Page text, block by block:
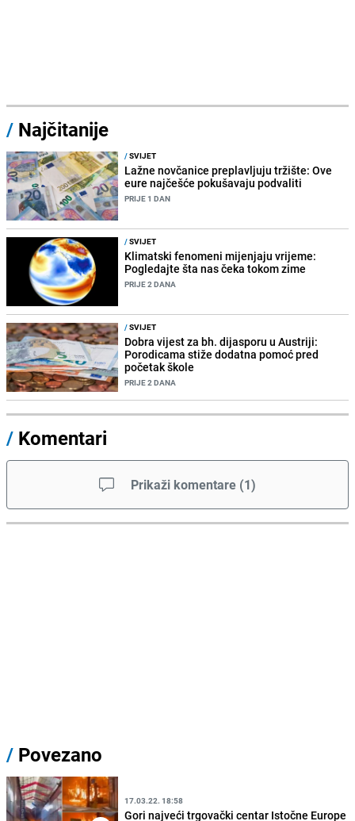
/ Najčitanije
/SVIJET
Lažne novčanice preplavljuju tržište: Ove
eure najčešće pokušavaju podvaliti
PRIJE 1 DAN
/SVIJET
Klimatski fenomeni mijenjaju vrijeme:
Pogledajte šta nas čeka tokom zime
PRIJE 2 DANA
/SVIJET
Dobra vijest za bh. dijasporu u Austriji:
Porodicama stiže dodatna pomoć pred
početak škole
PRIJE 2 DANA
/ Komentari
Prikaži komentare (1)
/ Povezano
17.03.22. 18:58
Gori najveći trgovački centar Istočne Europe